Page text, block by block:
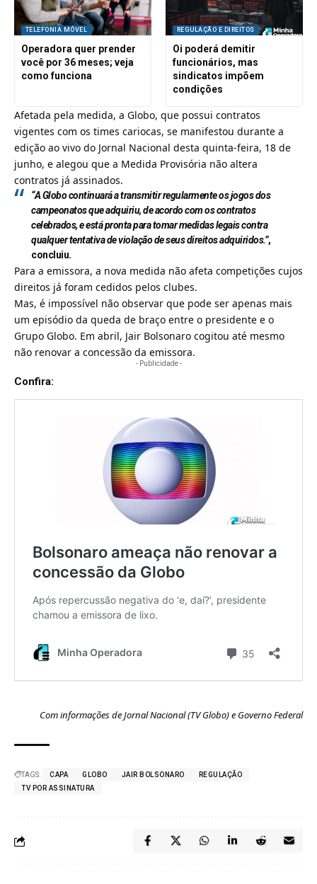
TELEFONIA MÓVEL
Operadora quer prender
você por 36 meses; veja
como funciona
REGULAÇÃO E DIREITOS
Oi poderá demitir
funcionários, mas
sindicatos impõem
condições
Afetada pela medida, a Globo, que possui contratos
vigentes com os times cariocas, se manifestou durante a
edição ao vivo do Jornal Nacional desta quinta-feira, 18 de
junho, e alegou que a Medida Provisória não altera
contratos já assinados.
“A Globo continuará a transmitir regularmente os jogos dos
campeonatos que adquiriu, de acordo com os contratos
celebrados, e está pronta para tomar medidas legais contra
qualquer tentativa de violação de seus direitos adquiridos.”,
concluiu.
Para a emissora, a nova medida não afeta competições cujos
direitos já foram cedidos pelos clubes.
Mas, é impossível não observar que pode ser apenas mais
um episódio da queda de braço entre o presidente e o
Grupo Globo. Em abril, Jair Bolsonaro cogitou até mesmo
não renovar a concessão da emissora.
- Publicidade -
Confira:
Com informações de Jornal Nacional (TV Globo) e Governo Federal
TAGS: CAPA GLOBO JAIR BOLSONARO
REGULAÇÃO
TV POR ASSINATURA